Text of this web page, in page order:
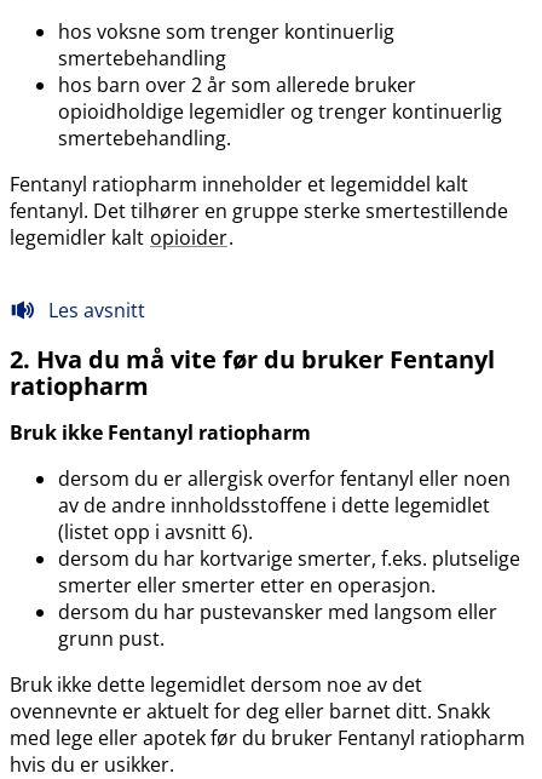
hos voksne som trenger kontinuerlig
smertebehandling
hos barn over 2 år som allerede bruker
opioidholdige legemidler og trenger kontinuerlig
smertebehandling.
Fentanyl ratiopharm inneholder et legemiddel kalt
fentanyl. Det tilhører en gruppe sterke smertestillende
legemidler kalt opioider.
Les avsnitt
2. Hva du må vite før du bruker Fentanyl
ratiopharm
Bruk ikke Fentanyl ratiopharm
dersom du er allergisk overfor fentanyl eller noen
av de andre innholdsstoffene i dette legemidlet
(listet opp i avsnitt 6).
dersom du har kortvarige smerter, f.eks. plutselige
smerter eller smerter etter en operasjon.
dersom du har pustevansker med langsom eller
grunn pust.
Bruk ikke dette legemidlet dersom noe av det
ovennevnte er aktuelt for deg eller barnet ditt. Snakk
med lege eller apotek før du bruker Fentanyl ratiopharm
hvis du er usikker.